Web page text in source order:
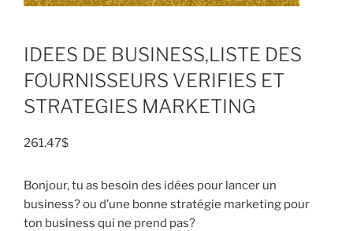
IDEES DE BUSINESS,LISTE DES
FOURNISSEURS VERIFIES ET
STRATEGIES MARKETING
261.47$
Bonjour, tu as besoin des idées pour lancer un
business? ou d’une bonne stratégie marketing pour
ton business qui ne prend pas?